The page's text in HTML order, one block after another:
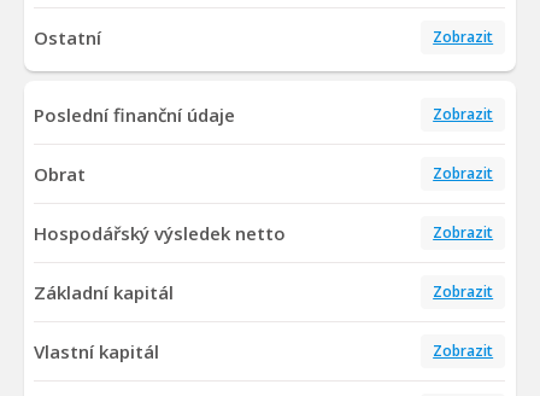
Ostatní Zobrazit
Poslední finanční údaje Zobrazit
Obrat Zobrazit
Hospodářský výsledek netto Zobrazit
Základní kapitál Zobrazit
Vlastní kapitál Zobrazit